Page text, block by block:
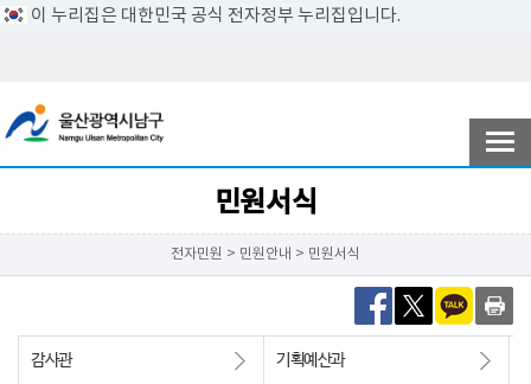
이 누리집은 대한민국 공식 전자정부 누리집입니다.
참여ㆍ소통
남구소개
분야별정보
전자민원 > 민원안내 > 민원서식
민원서식
감사관 기획예산과